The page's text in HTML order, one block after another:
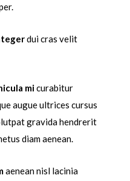
dui cras velit
micurabitur
augue ultrices cursus
gravida hendrerit
diam aenean.
aenean nisl lacinia